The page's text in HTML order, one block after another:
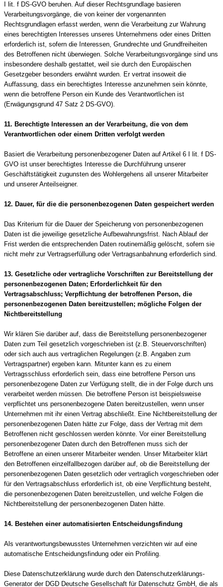
I lit. f DS-GVO beruhen. Auf dieser Rechtsgrundlage basieren
Verarbeitungsvorgänge, die von keiner der vorgenannten
Rechtsgrundlagen erfasst werden, wenn die Verarbeitung zur Wahrung
eines berechtigten Interesses unseres Unternehmens oder eines Dritten
erforderlich ist, sofern die Interessen, Grundrechte und Grundfreiheiten
des Betroffenen nicht überwiegen. Solche Verarbeitungsvorgänge sind uns
insbesondere deshalb gestattet, weil sie durch den Europäischen
Gesetzgeber besonders erwähnt wurden. Er vertrat insoweit die
Auffassung, dass ein berechtigtes Interesse anzunehmen sein könnte,
wenn die betroffene Person ein Kunde des Verantwortlichen ist
(Erwägungsgrund 47 Satz 2 DS-GVO).
11. Berechtigte Interessen an der Verarbeitung, die von dem
Verantwortlichen oder einem Dritten verfolgt werden
Basiert die Verarbeitung personenbezogener Daten auf Artikel 6 I lit. f DS-
GVO ist unser berechtigtes Interesse die Durchführung unserer
Geschäftstätigkeit zugunsten des Wohlergehens all unserer Mitarbeiter
und unserer Anteilseigner.
12. Dauer, für die die personenbezogenen Daten gespeichert werden
Das Kriterium für die Dauer der Speicherung von personenbezogenen
Daten ist die jeweilige gesetzliche Aufbewahrungsfrist. Nach Ablauf der
Frist werden die entsprechenden Daten routinemäßig gelöscht, sofern sie
nicht mehr zur Vertragserfüllung oder Vertragsanbahnung erforderlich sind.
13. Gesetzliche oder vertragliche Vorschriften zur Bereitstellung der
personenbezogenen Daten; Erforderlichkeit für den
Vertragsabschluss; Verpflichtung der betroffenen Person, die
personenbezogenen Daten bereitzustellen; mögliche Folgen der
Nichtbereitstellung
Wir klären Sie darüber auf, dass die Bereitstellung personenbezogener
Daten zum Teil gesetzlich vorgeschrieben ist (z.B. Steuervorschriften)
oder sich auch aus vertraglichen Regelungen (z.B. Angaben zum
Vertragspartner) ergeben kann. Mitunter kann es zu einem
Vertragsschluss erforderlich sein, dass eine betroffene Person uns
personenbezogene Daten zur Verfügung stellt, die in der Folge durch uns
verarbeitet werden müssen. Die betroffene Person ist beispielsweise
verpflichtet uns personenbezogene Daten bereitzustellen, wenn unser
Unternehmen mit ihr einen Vertrag abschließt. Eine Nichtbereitstellung der
personenbezogenen Daten hätte zur Folge, dass der Vertrag mit dem
Betroffenen nicht geschlossen werden könnte. Vor einer Bereitstellung
personenbezogener Daten durch den Betroffenen muss sich der
Betroffene an einen unserer Mitarbeiter wenden. Unser Mitarbeiter klärt
den Betroffenen einzelfallbezogen darüber auf, ob die Bereitstellung der
personenbezogenen Daten gesetzlich oder vertraglich vorgeschrieben oder
für den Vertragsabschluss erforderlich ist, ob eine Verpflichtung besteht,
die personenbezogenen Daten bereitzustellen, und welche Folgen die
Nichtbereitstellung der personenbezogenen Daten hätte.
14. Bestehen einer automatisierten Entscheidungsfindung
Als verantwortungsbewusstes Unternehmen verzichten wir auf eine
automatische Entscheidungsfindung oder ein Profiling.
Diese Datenschutzerklärung wurde durch den Datenschutzerklärungs-
Generator der DGD Deutsche Gesellschaft für Datenschutz GmbH, die als